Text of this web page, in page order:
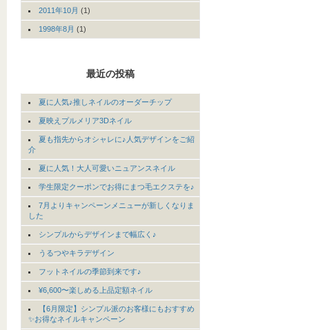
2011年10月 (1)
1998年8月 (1)
最近の投稿
夏に人気♪推しネイルのオーダーチップ
夏映えプルメリア3Dネイル
夏も指先からオシャレに♪人気デザインをご紹
介
夏に人気！大人可愛いニュアンスネイル
学生限定クーポンでお得にまつ毛エクステを♪
7月よりキャンペーンメニューが新しくなりま
した
シンプルからデザインまで幅広く♪
うるつやキラデザイン
フットネイルの季節到来です♪
¥6,600〜楽しめる上品定額ネイル
【6月限定】シンプル派のお客様にもおすすめ
✨お得なネイルキャンペーン